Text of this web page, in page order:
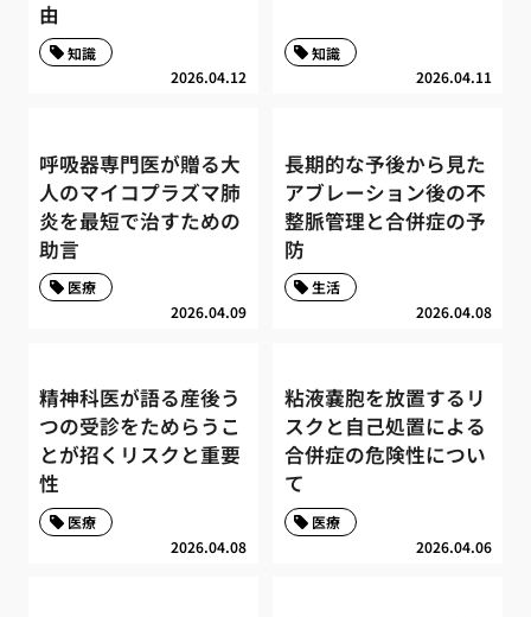
由
2026.04.12
知識
2026.04.11
知識
呼吸器専門医が贈る大
人のマイコプラズマ肺
炎を最短で治すための
助言
2026.04.09
医療
長期的な予後から見た
アブレーション後の不
整脈管理と合併症の予
防
2026.04.08
生活
精神科医が語る産後う
つの受診をためらうこ
とが招くリスクと重要
性
2026.04.08
医療
粘液嚢胞を放置するリ
スクと自己処置による
合併症の危険性につい
て
2026.04.06
医療